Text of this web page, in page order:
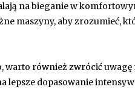
na bieganie w
maszyny, aby zrozumieć,
warto również zwrócić
lepsze dopasowanie